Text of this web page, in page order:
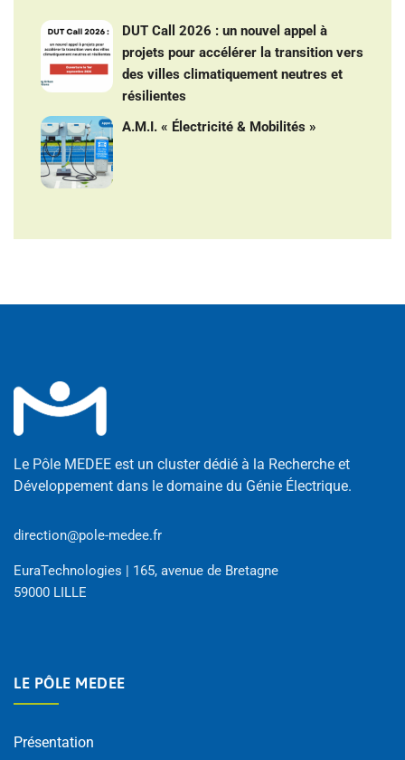
DUT Call 2026 : un nouvel appel à
projets pour accélérer la transition vers
des villes climatiquement neutres et
résilientes
A.M.I. « Électricité & Mobilités »
Le Pôle MEDEE est un cluster dédié à la Recherche et
Développement dans le domaine du Génie Électrique.
direction@pole-medee.fr
EuraTechnologies | 165, avenue de Bretagne
59000 LILLE
LE PÔLE MEDEE
Présentation